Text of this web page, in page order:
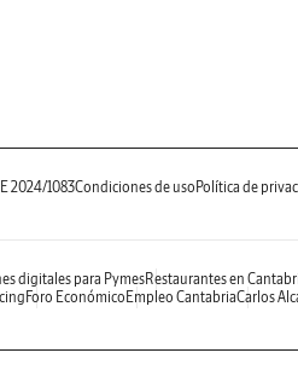
2024/1083Condiciones de uso Política de
digitales para PymesRestaurantes en
Foro Económico Empleo CantabriaCarlos